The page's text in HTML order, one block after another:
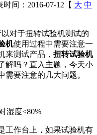
时间：2016-07-12【 大 中
对于扭转试验机测试的
机使用过程中需要注意一
来测试产品， 扭转试验机
解吗？直入主题，今天小
需要注意的几大问题。
湿度≤80%
工作台上，如果试验机有